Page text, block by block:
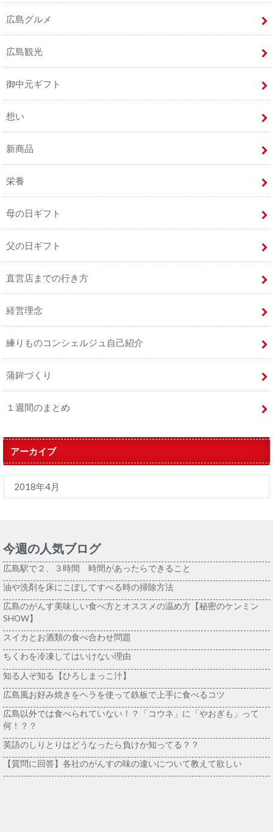
広島グルメ
広島観光
御中元ギフト
想い
新商品
栄養
母の日ギフト
父の日ギフト
直営店までの行き方
経営理念
練りものコンシェルジュ自己紹介
蒲鉾づくり
１週間のまとめ
アーカイブ
今週の人気ブログ
広島駅で２、３時間 時間があったらできること
油や洗剤を床にこぼしてすべる時の掃除方法
広島のがんす美味しい食べ方とオススメの温め方【秘密のケンミン
SHOW】
スイカとお酒類の食べ合わせ問題
ちくわを冷凍してはいけない理由
知る人ぞ知る【ひろしまっこ汁】
広島風お好み焼きをヘラを使って鉄板で上手に食べるコツ
広島以外では食べられていない！？「コウネ」に「やおぎも」って
何！？？
英語のしりとりはどうなったら負けか知ってる？？
【質問に回答】各社のがんすの味の違いについて教えて欲しい